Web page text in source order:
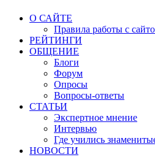
О САЙТЕ
Правила работы с
РЕЙТИНГИ
ОБЩЕНИЕ
Блоги
Форум
Опросы
Вопросы-ответы
СТАТЬИ
Экспертное мнение
Интервью
Где учились
НОВОСТИ